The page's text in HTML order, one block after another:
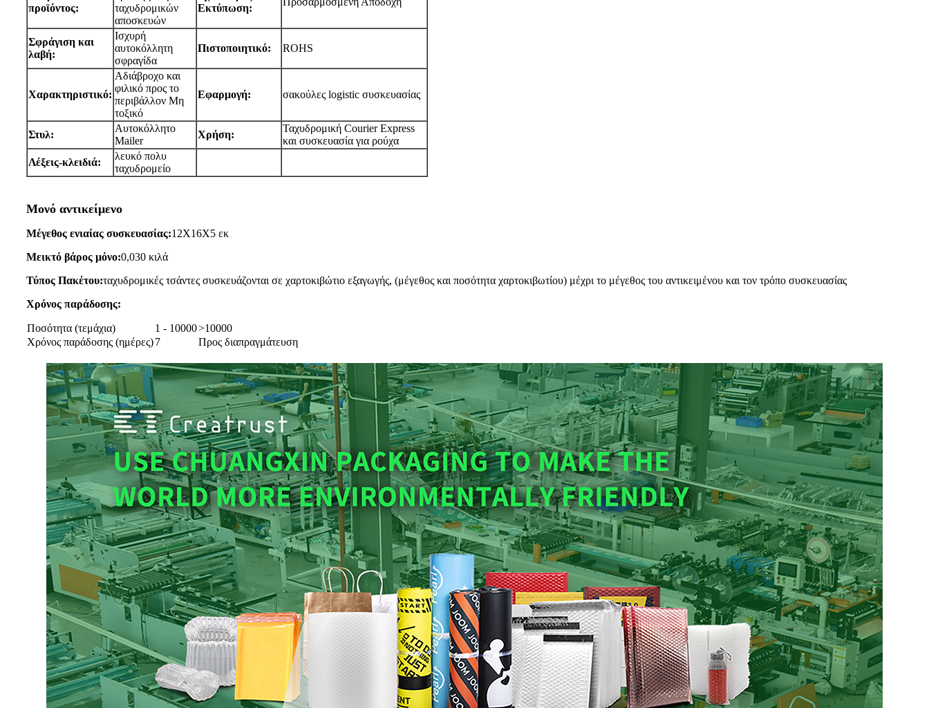
προϊόντος:
ταχυδρομικών
αποσκευών
Εκτύπωση:
Σφράγιση και
λαβή:
Ισχυρή
αυτοκόλλητη
σφραγίδα
Πιστοποιητικό: ROHS
Χαρακτηριστικό:
Αδιάβροχο και
φιλικό προς το
περιβάλλον Μη
τοξικό
Εφαρμογή: σακούλες logistic συσκευασίας
Στυλ:
Αυτοκόλλητο
Mailer
Χρήση:
Ταχυδρομική Courier Express
και συσκευασία για ρούχα
Λέξεις-κλειδιά:
λευκό πολυ
ταχυδρομείο
Μονό αντικείμενο
Μέγεθος ενιαίας συσκευασίας:12Χ16Χ5 εκ
Μεικτό βάρος μόνο:0,030 κιλά
Τύπος Πακέτου:ταχυδρομικές τσάντες συσκευάζονται σε χαρτοκιβώτιο εξαγωγής, (μέγεθος και ποσότητα χαρτοκιβωτίου) μέχρι το μέγεθος του αντικειμένου και τον τρόπο συσκευασίας
Χρόνος παράδοσης:
Ποσότητα (τεμάχια) 1 - 10000>10000
Χρόνος παράδοσης (ημέρες)7 Προς διαπραγμάτευση